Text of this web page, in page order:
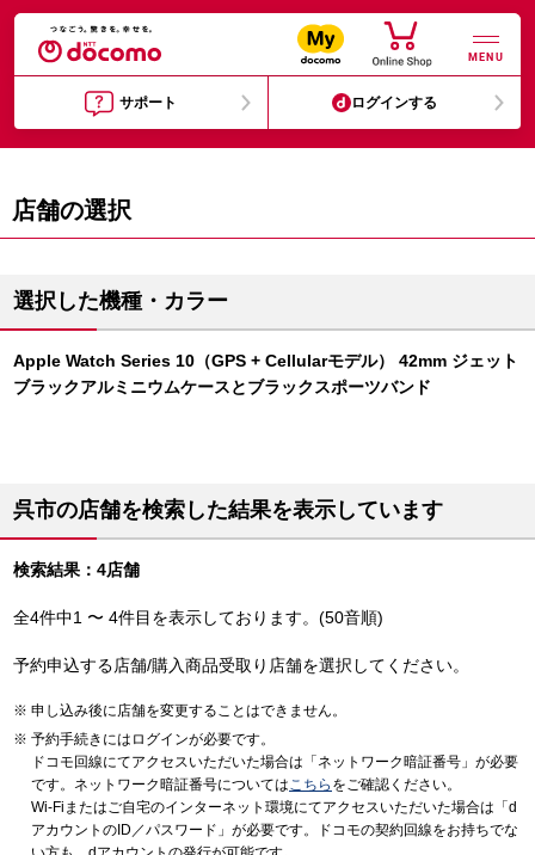
MENU
サポート ログインする
店舗の選択
選択した機種・カラー
Apple Watch Series 10（GPS + Cellularモデル） 42mm ジェット
ブラックアルミニウムケースとブラックスポーツバンド
呉市の店舗を検索した結果を表示しています
検索結果：4店舗
全4件中1 〜 4件目を表示しております。(50音順)
予約申込する店舗/購入商品受取り店舗を選択してください。
申し込み後に店舗を変更することはできません。
予約手続きにはログインが必要です。
ドコモ回線にてアクセスいただいた場合は「ネットワーク暗証番号」が必要
です。ネットワーク暗証番号についてはこちら をご確認ください。
Wi-Fiまたはご自宅のインターネット環境にてアクセスいただいた場合は「d
アカウントのID／パスワード」が必要です。ドコモの契約回線をお持ちでな